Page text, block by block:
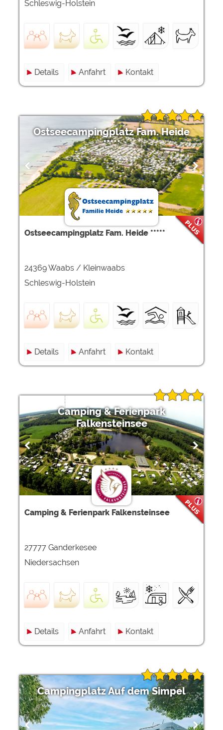
Schleswig-Holstein
Details Anfahrt Kontakt
Ostseecampingplatz Fam. Heide
*****
Ostseecampingplatz Fam. Heide *****
24369 Waabs / Kleinwaabs
Schleswig-Holstein
Details Anfahrt Kontakt
Camping & Ferienpark
Falkensteinsee
Camping & Ferienpark Falkensteinsee
27777 Ganderkesee
Niedersachsen
Details Anfahrt Kontakt
Campingplatz Auf dem Simpel